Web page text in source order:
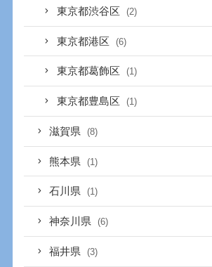
東京都渋谷区 (2)
東京都港区 (6)
東京都葛飾区 (1)
東京都豊島区 (1)
滋賀県 (8)
熊本県 (1)
石川県 (1)
神奈川県 (6)
福井県 (3)